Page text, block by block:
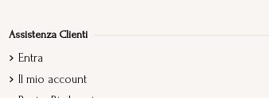
Assistenza Clienti
Entra
Il mio account